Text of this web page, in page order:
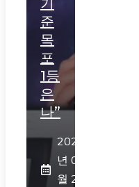
기
준
목
포
1등
은
나”
2026
년 07
월 29